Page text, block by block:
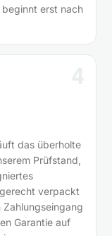
erst nach
das überholte
Prüfstand,
verpackt
Garantie auf